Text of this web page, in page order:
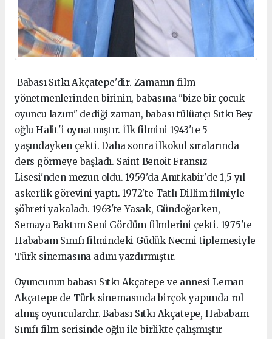
Babası Sıtkı Akçatepe'dir. Zamanın film
yönetmenlerinden birinin, babasına "bize bir çocuk
oyuncu lazım" dediği zaman, babası tülüatçı Sıtkı Bey
oğlu Halit'i oynatmıştır. İlk filmini 1943'te 5
yaşındayken çekti. Daha sonra ilkokul sıralarında
ders görmeye başladı. Saint Benoit Fransız
Lisesi'nden mezun oldu. 1959'da Anıtkabir'de 1,5 yıl
askerlik görevini yaptı. 1972'te Tatlı Dillim filmiyle
şöhreti yakaladı. 1963'te Yasak, Gündoğarken,
Semaya Baktım Seni Gördüm filmlerini çekti. 1975'te
Hababam Sınıfı filmindeki Güdük Necmi tiplemesiyle
Türk sinemasına adını yazdırmıştır.
Oyuncunun babası Sıtkı Akçatepe ve annesi Leman
Akçatepe de Türk sinemasında birçok yapımda rol
almış oyunculardır. Babası Sıtkı Akçatepe, Hababam
Sınıfı film serisinde oğlu ile birlikte çalışmıştır